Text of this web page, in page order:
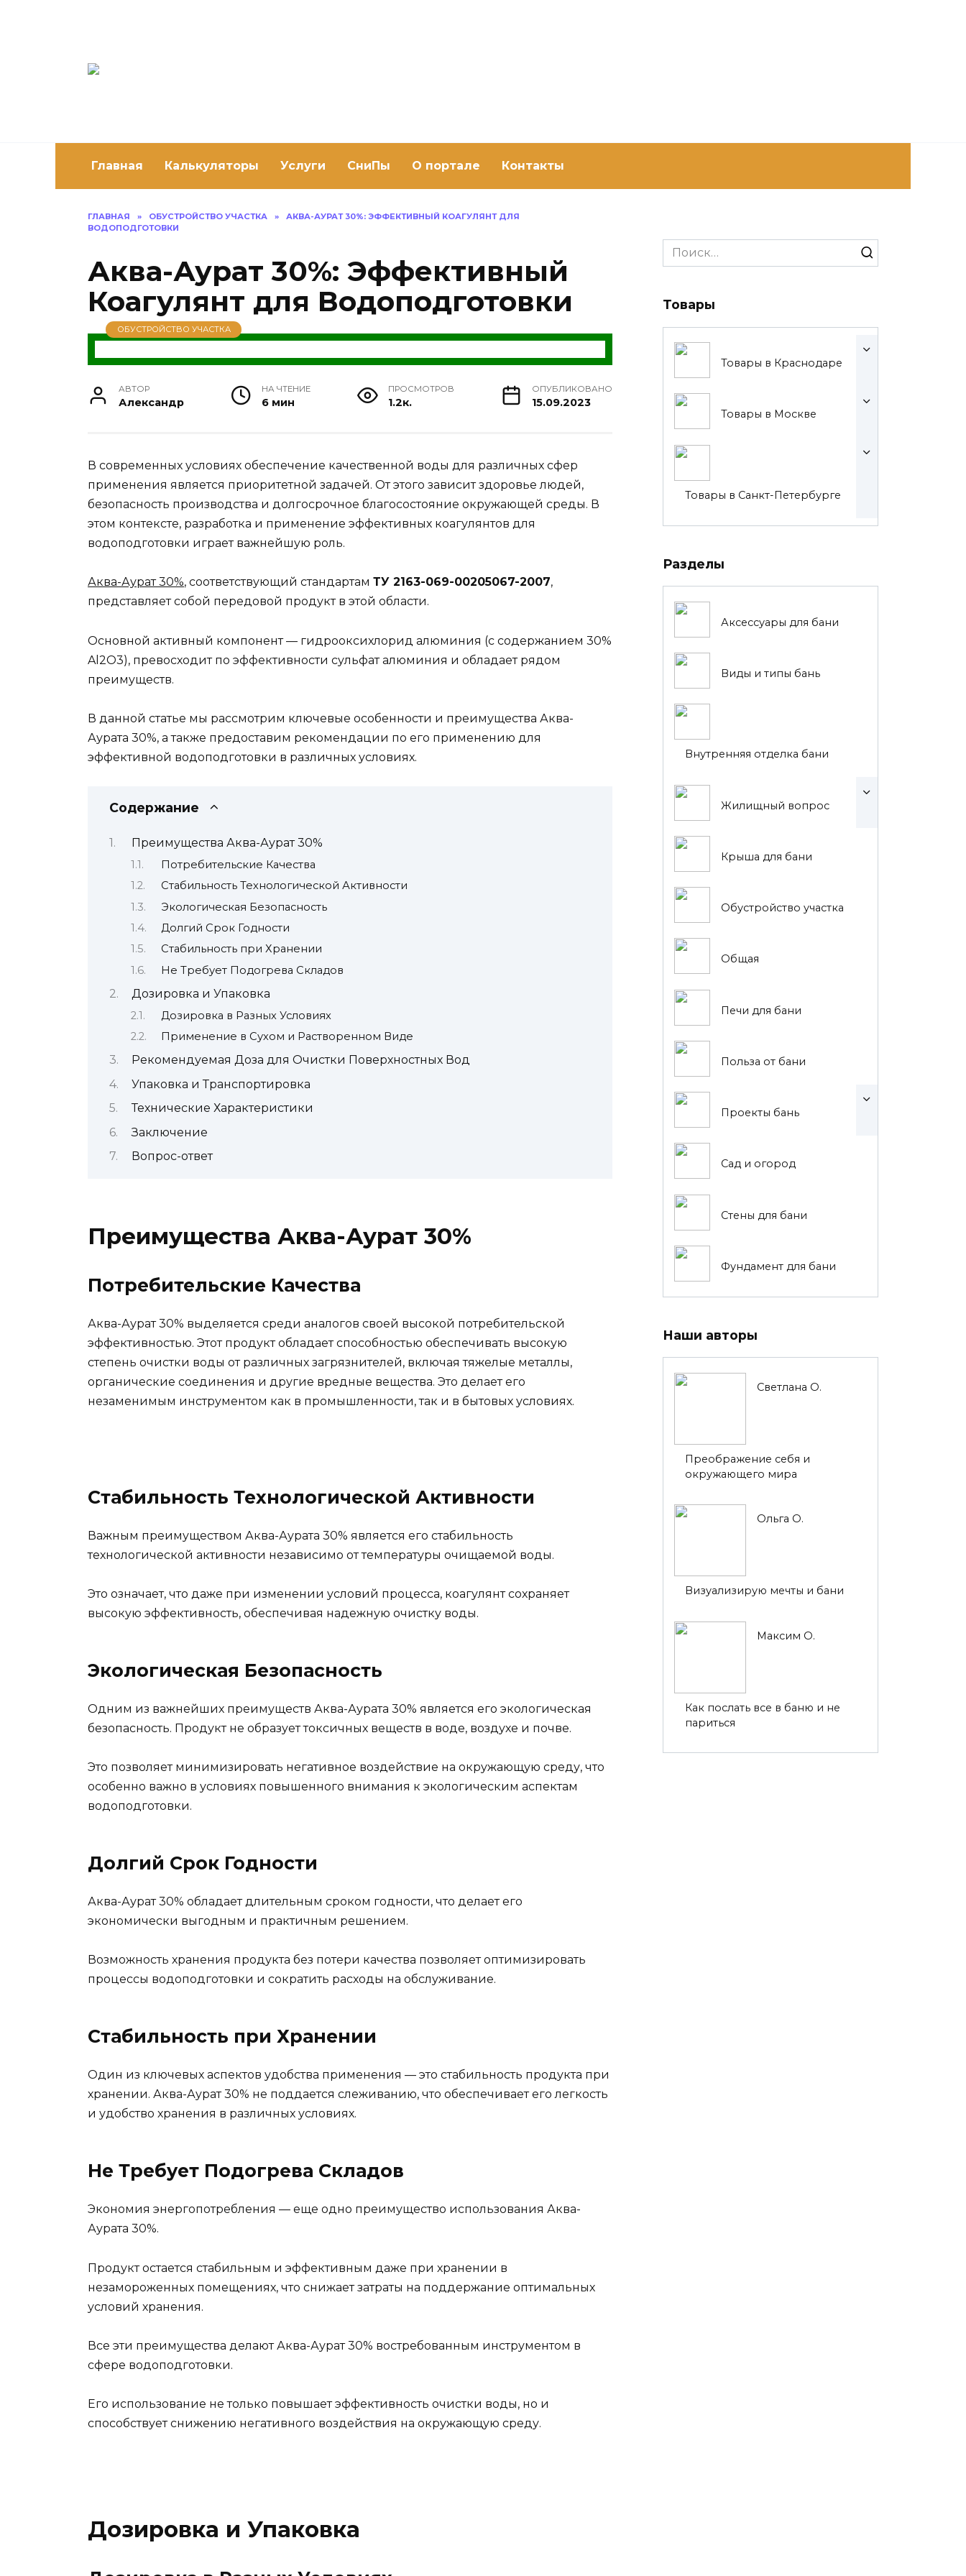
Главная Калькуляторы Услуги СниПы О портале Контакты
ГЛАВНАЯ » ОБУСТРОЙСТВО УЧАСТКА »
АКВА-АУРАТ 30%: ЭФФЕКТИВНЫЙ КОАГУЛЯНТ ДЛЯ
ВОДОПОДГОТОВКИ
Аква-Аурат 30%: Эффективный
Коагулянт для Водоподготовки
ОБУСТРОЙСТВО УЧАСТКА
АВТОР
Александр
НА ЧТЕНИЕ
6 мин
ПРОСМОТРОВ
1.2к.
ОПУБЛИКОВАНО
15.09.2023
В современных условиях обеспечение качественной воды для различных сфер
применения является приоритетной задачей. От этого зависит здоровье людей,
безопасность производства и долгосрочное благосостояние окружающей среды. В
этом контексте, разработка и применение эффективных коагулянтов для
водоподготовки играет важнейшую роль.
Аква-Аурат 30%, соответствующий стандартам ТУ 2163-069-00205067-2007,
представляет собой передовой продукт в этой области.
Основной активный компонент — гидрооксихлорид алюминия (с содержанием 30%
Al2O3), превосходит по эффективности сульфат алюминия и обладает рядом
преимуществ.
В данной статье мы рассмотрим ключевые особенности и преимущества Аква-
Аурата 30%, а также предоставим рекомендации по его применению для
эффективной водоподготовки в различных условиях.
Содержание
Преимущества Аква-Аурат 30%
Потребительские Качества
Стабильность Технологической Активности
Экологическая Безопасность
Долгий Срок Годности
Стабильность при Хранении
Не Требует Подогрева Складов
Дозировка и Упаковка
Дозировка в Разных Условиях
Применение в Сухом и Растворенном Виде
Рекомендуемая Доза для Очистки Поверхностных Вод
Упаковка и Транспортировка
Технические Характеристики
Заключение
Вопрос-ответ
Преимущества Аква-Аурат 30%
Потребительские Качества
Аква-Аурат 30% выделяется среди аналогов своей высокой потребительской
эффективностью. Этот продукт обладает способностью обеспечивать высокую
степень очистки воды от различных загрязнителей, включая тяжелые металлы,
органические соединения и другие вредные вещества. Это делает его
незаменимым инструментом как в промышленности, так и в бытовых условиях.
Стабильность Технологической Активности
Важным преимуществом Аква-Аурата 30% является его стабильность
технологической активности независимо от температуры очищаемой воды.
Это означает, что даже при изменении условий процесса, коагулянт сохраняет
высокую эффективность, обеспечивая надежную очистку воды.
Экологическая Безопасность
Одним из важнейших преимуществ Аква-Аурата 30% является его экологическая
безопасность. Продукт не образует токсичных веществ в воде, воздухе и почве.
Это позволяет минимизировать негативное воздействие на окружающую среду, что
особенно важно в условиях повышенного внимания к экологическим аспектам
водоподготовки.
Долгий Срок Годности
Аква-Аурат 30% обладает длительным сроком годности, что делает его
экономически выгодным и практичным решением.
Возможность хранения продукта без потери качества позволяет оптимизировать
процессы водоподготовки и сократить расходы на обслуживание.
Стабильность при Хранении
Один из ключевых аспектов удобства применения — это стабильность продукта при
хранении. Аква-Аурат 30% не поддается слеживанию, что обеспечивает его легкость
и удобство хранения в различных условиях.
Не Требует Подогрева Складов
Экономия энергопотребления — еще одно преимущество использования Аква-
Аурата 30%.
Продукт остается стабильным и эффективным даже при хранении в
незамороженных помещениях, что снижает затраты на поддержание оптимальных
условий хранения.
Все эти преимущества делают Аква-Аурат 30% востребованным инструментом в
сфере водоподготовки.
Его использование не только повышает эффективность очистки воды, но и
способствует снижению негативного воздействия на окружающую среду.
Дозировка и Упаковка
Search
for:
Товары
Товары в Краснодаре
Товары в Москве
Товары в Санкт-Петербурге
Разделы
Аксессуары для бани
Виды и типы бань
Внутренняя отделка бани
Жилищный вопрос
Крыша для бани
Обустройство участка
Общая
Печи для бани
Польза от бани
Проекты бань
Сад и огород
Стены для бани
Фундамент для бани
Наши авторы
Светлана О.
Преображение себя и
окружающего мира
Ольга О.
Визуализирую мечты и бани
Максим О.
Как послать все в баню и не
париться